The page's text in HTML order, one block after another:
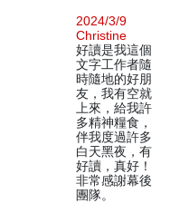
2024/3/9
Christine
好讀是我這個
文字工作者隨
時隨地的好朋
友，我有空就
上來，給我許
多精神糧食，
伴我度過許多
白天黑夜，有
好讀，真好！
非常感謝幕後
團隊。